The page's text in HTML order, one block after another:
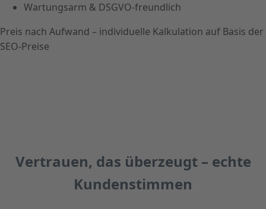
Wartungsarm & DSGVO-freundlich
Preis nach Aufwand – individuelle Kalkulation auf Basis der
SEO-Preise
Vertrauen, das überzeugt – echte
Kundenstimmen